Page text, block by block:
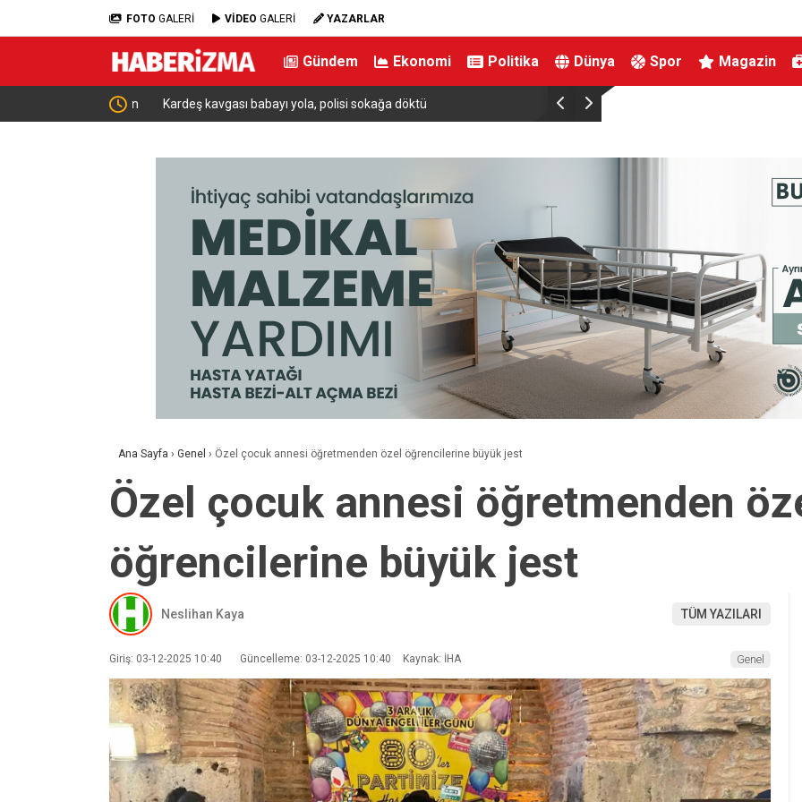
FOTO GALERİ VİDEO GALERİ YAZARLAR
Gündem Ekonomi Politika Dünya Spor Magazin
Kardeş kavgası babayı yola, polisi sokağa döktü Osmangazi Belediyesi’nden istihdam
Ana Sayfa › Genel › Özel çocuk annesi öğretmenden özel öğrencilerine büyük jest
Özel çocuk annesi öğretmenden
öğrencilerine büyük jest
Neslihan Kaya TÜM YAZILARI
Giriş: 03-12-2025 10:40 Güncelleme: 03-12-2025 10:40 Kaynak: İHA Genel